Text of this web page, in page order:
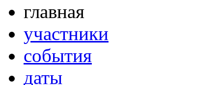
главная
участники
события
даты